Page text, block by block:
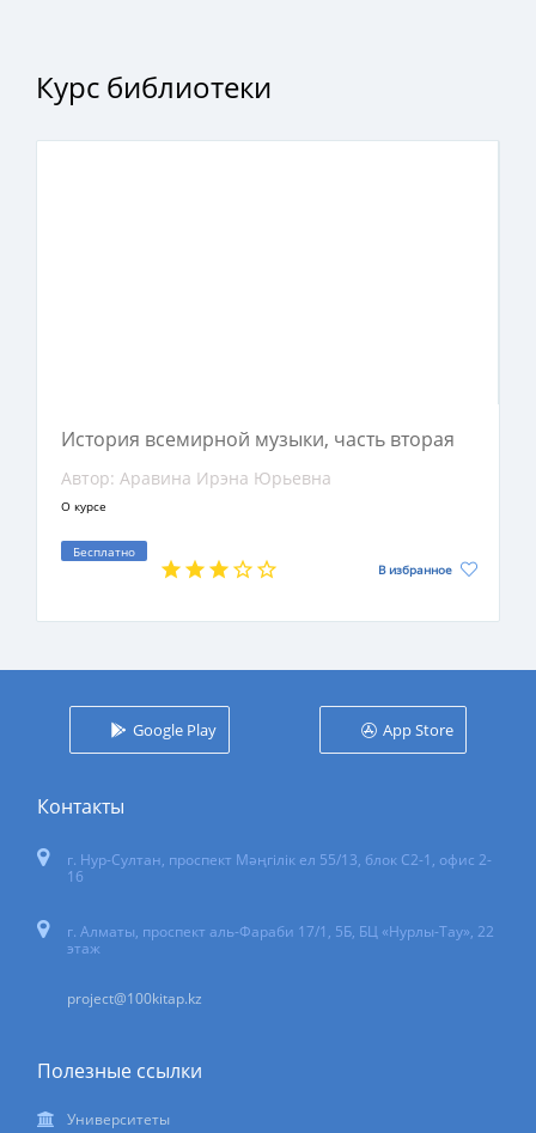
музыковедов и искусствоведов, но и для всех
Курс библиотеки
История всемирной музыки, часть вторая
Автор: Аравина Ирэна Юрьевна
О курсе
Бесплатно
В избранное
Google Play App Store
Контакты
г. Нур-Султан, проспект Мәңгілік ел 55/13, блок С2-1, офис 2-
16
г. Алматы, проспект аль-Фараби 17/1, 5Б, БЦ «Нурлы-Тау», 22
этаж
project@100kitap.kz
Полезные ссылки
Университеты